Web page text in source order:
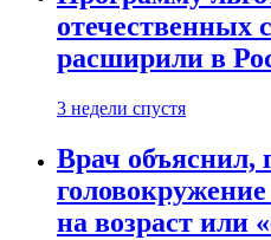
отечественных
расширили в
3 недели спустя
Врач объяснил,
на возраст или